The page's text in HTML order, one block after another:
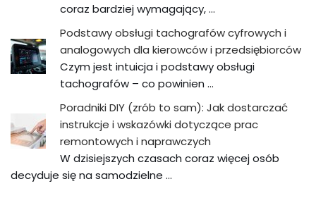
coraz bardziej wymagający, …
Podstawy obsługi tachografów cyfrowych i
analogowych dla kierowców i przedsiębiorców
Czym jest intuicja i podstawy obsługi
tachografów – co powinien …
Poradniki DIY (zrób to sam): Jak dostarczać
instrukcje i wskazówki dotyczące prac
remontowych i naprawczych
W dzisiejszych czasach coraz więcej osób
decyduje się na samodzielne …